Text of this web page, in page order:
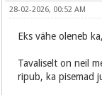
28-02-2026, 00:52 AM
Eks vähe oleneb
Tavaliselt on neil
ripub, ka pisemad